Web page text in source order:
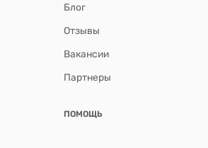
Блог
Отзывы
Вакансии
Партнеры
ПОМОЩЬ